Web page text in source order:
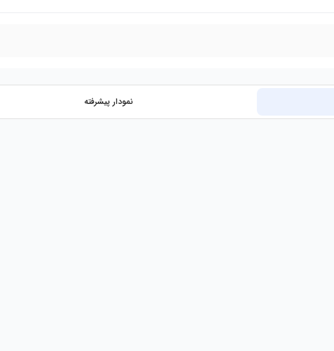
نمودار پیشرفته